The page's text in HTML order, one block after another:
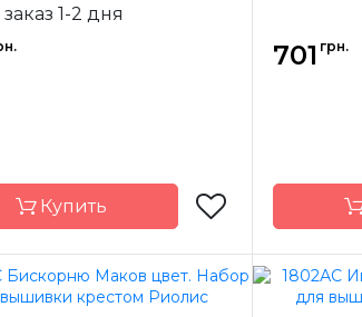
1-2 дня
Купить
701 грн.